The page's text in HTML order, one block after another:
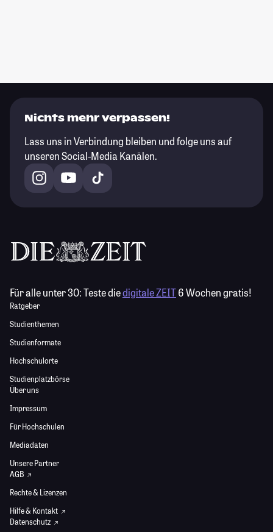
Nichts mehr verpassen!
Lass uns in Verbindung bleiben und folge uns auf
unseren Social-Media Kanälen.
Für alle unter 30:Teste diedigitale ZEIT6 Wochen gratis!
Ratgeber
Studienthemen
Studienformate
Hochschulorte
Studienplatzbörse
Über uns
Impressum
Für Hochschulen
Mediadaten
Unsere Partner
AGB
Rechte & Lizenzen
Hilfe & Kontakt
Datenschutz